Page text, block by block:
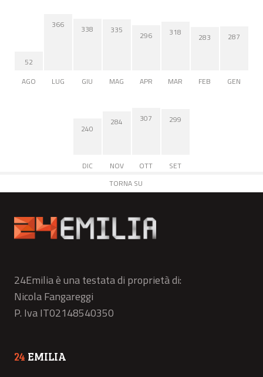
52
AGO
366
LUG
338
GIU
335
MAG
296
APR
318
MAR
283
FEB
287
GEN
240
DIC
284
NOV
307
OTT
299
SET
TORNA SU
24Emilia è una testata di proprietà di:
Nicola Fangareggi
P. Iva IT02148540350
24 EMILIA